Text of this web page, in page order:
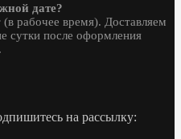
дате?
рабочее время). Доставляем
сутки после оформления
на рассылку: